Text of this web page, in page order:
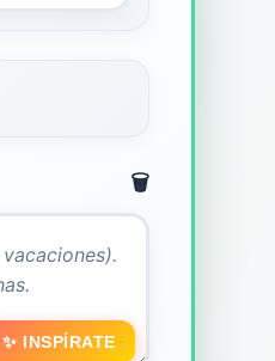
🗑️
✨ INSPÍRATE